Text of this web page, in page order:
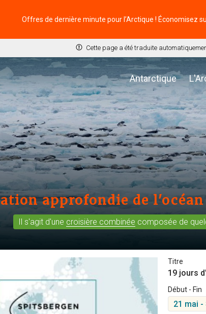
Offres de dernière minute pour l’Arctique ! Économisez
Cette page a été traduite
Antarctique
approfondie de
Il s'agit d'une croisière combinée composée de
Titre
19 jours
Début - Fin
21 mai -